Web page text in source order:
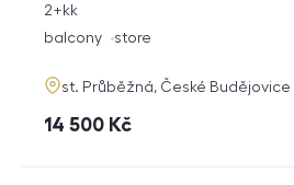
rozměry
disposition
2+kk
funkce
balcony store
adresa
st. Průběžná, České Budějovice
cena
14 500 Kč